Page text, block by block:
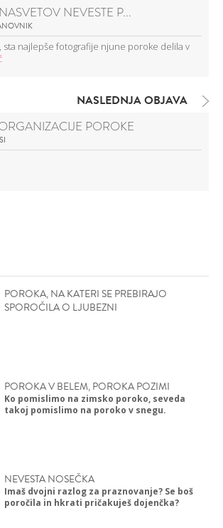
NEVESTE P...
sta najlepše fotografije njune poroke delila v
NASLEDNJA OBJAVA
POROKE
POROKA, NA KATERI SE PREBIRAJO
SPOROČILA O LJUBEZNI
POROKA V BELEM, POROKA POZIMI
Ko pomislimo na zimsko poroko, seveda
takoj pomislimo na poroko v snegu.
NEVESTA NOSEČKA
Imaš dvojni razlog za praznovanje? Se boš
poročila in hkrati pričakuješ dojenčka?